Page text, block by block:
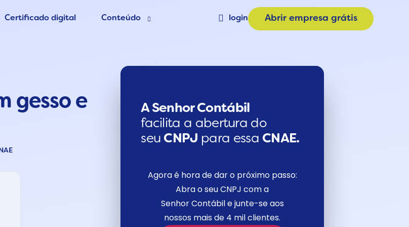
Certificado digital Conteúdo
Contabilidade Online
Consulta CNAE
login Abrir empresa grátis
gesso e
A Senhor Contábil
facilita a abertura do
seu CNPJ para essa CNAE.
Agora é hora de dar o próximo passo:
Abra o seu CNPJ com a
Senhor Contábil e junte-se aos
nossos mais de 4 mil clientes.